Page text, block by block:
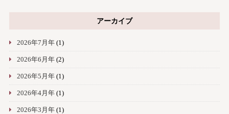
アーカイブ
2026年7月年(1)
2026年6月年(2)
2026年5月年(1)
2026年4月年(1)
2026年3月年(1)